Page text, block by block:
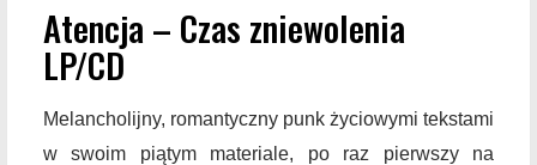
Atencja – Czas zniewolenia
LP/CD
Melancholijny, romantyczny punk życiowymi tekstami
w swoim piątym materiale, po raz pierwszy na